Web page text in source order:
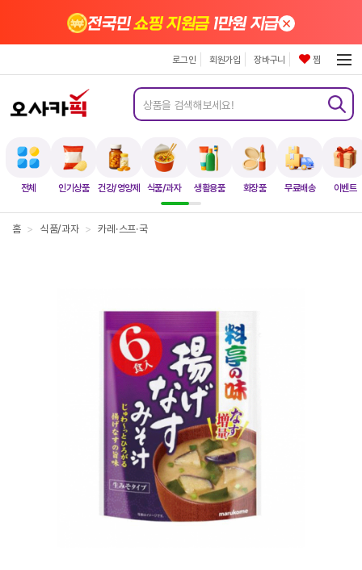
전체 인기상품 건강/영양제 식품/과자 생활용품 화장품 무료배송 이벤트
전국민쇼핑 지원금1만원 지급×
로그인 회원가입 장바구니 찜
홈 > 식품/과자 > 카레·스프·국